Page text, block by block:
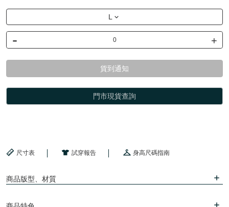
L
- +
貨到通知
門市現貨查詢
尺寸表 試穿報告 身高尺碼指南
商品版型、材質